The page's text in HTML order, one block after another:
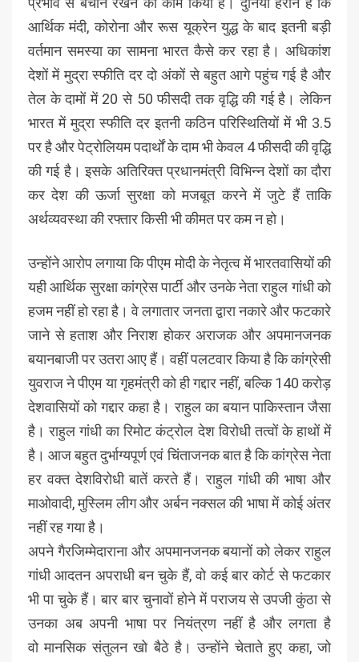
आर्थिक मंदी, कोरोना और रूस यूक्रेन युद्ध के बाद इतनी बड़ी
वर्तमान समस्या का सामना भारत कैसे कर रहा है। अधिकांश
देशों में मुद्रा स्फीति दर दो अंकों से बहुत आगे पहुंच गई है और
तेल के दामों में 20 से 50 फीसदी तक वृद्धि की गई है। लेकिन
भारत में मुद्रा स्फीति दर इतनी कठिन परिस्थितियों में भी 3.5
पर है और पेट्रोलियम पदार्थों के दाम भी केवल 4 फीसदी की वृद्धि
की गई है। इसके अतिरिक्त प्रधानमंत्री विभिन्न देशों का दौरा
कर देश की ऊर्जा सुरक्षा को मजबूत करने में जुटे हैं ताकि
अर्थव्यवस्था की रफ्तार किसी भी कीमत पर कम न हो।
उन्होंने आरोप लगाया कि पीएम मोदी के नेतृत्व में भारतवासियों की
यही आर्थिक सुरक्षा कांग्रेस पार्टी और उनके नेता राहुल गांधी को
हजम नहीं हो रहा है। वे लगातार जनता द्वारा नकारे और फटकारे
जाने से हताश और निराश होकर अराजक और अपमानजनक
बयानबाजी पर उतरा आए हैं। वहीं पलटवार किया है कि कांग्रेसी
युवराज ने पीएम या गृहमंत्री को ही गद्दार नहीं, बल्कि 140 करोड़
देशवासियों को गद्दार कहा है। राहुल का बयान पाकिस्तान जैसा
है। राहुल गांधी का रिमोट कंट्रोल देश विरोधी तत्वों के हाथों में
है। आज बहुत दुर्भाग्यपूर्ण एवं चिंताजनक बात है कि कांग्रेस नेता
हर वक्त देशविरोधी बातें करते हैं। राहुल गांधी की भाषा और
माओवादी, मुस्लिम लीग और अर्बन नक्सल की भाषा में कोई अंतर
नहीं रह गया है।
अपने गैरजिम्मेदाराना और अपमानजनक बयानों को लेकर राहुल
गांधी आदतन अपराधी बन चुके हैं, वो कई बार कोर्ट से फटकार
भी पा चुके हैं। बार बार चुनावों होने में पराजय से उपजी कुंठा से
उनका अब अपनी भाषा पर नियंत्रण नहीं है और लगता है
वो मानसिक संतुलन खो बैठे है। उन्होंने चेताते हुए कहा, जो